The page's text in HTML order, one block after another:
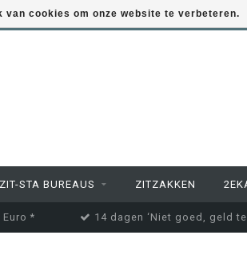
ZIT-STA BUREAUS ZITZAKKEN
* 14 dagen ‘Niet goed, geld
cookies om onze website te verbeteren.